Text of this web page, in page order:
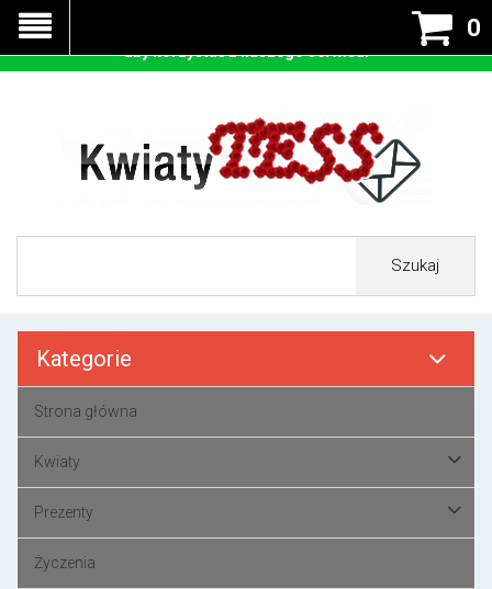
0
Szukaj
Kategorie
Strona główna
Kwiaty
Prezenty
Życzenia
Nasza strona korzysta z cookies - czyli tzw ciastek w celu
prawidłowego działania. Zaakceptuj przyjmowanie cookies
aby korzystać z naszego serwisu.